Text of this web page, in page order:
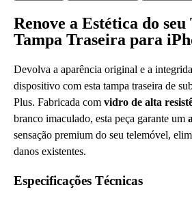
Renove a Estética do
Tampa Traseira para
Devolva a aparência original e a
dispositivo com esta tampa traseira de
Plus. Fabricada com vidro de alta
branco imaculado, esta peça garante um
sensação premium do seu telemóvel,
danos existentes.
Especificações Técnicas